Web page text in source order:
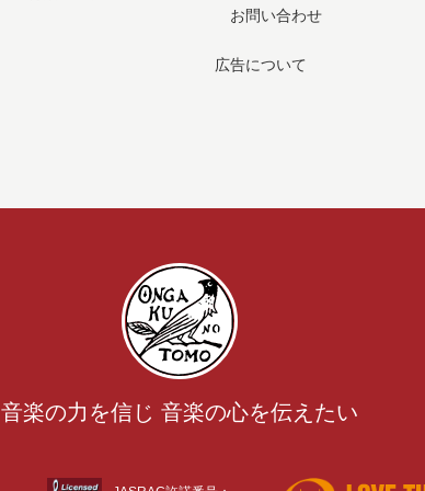
お問い合わせ
広告について
音楽の力を信じ 音楽の心を伝えたい